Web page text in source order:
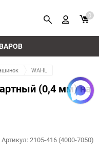
0
WAHL
(0,4 мм) на
Артикул:2105-416 (4000-7050)